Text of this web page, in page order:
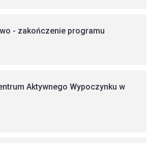
- zakończenie programu
Aktywnego Wypoczynku w